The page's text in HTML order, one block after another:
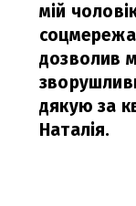
мій
дозволив
дякую за
Наталія.